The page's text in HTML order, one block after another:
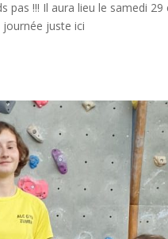
pas !!! Il aura lieu le samedi
juste ici